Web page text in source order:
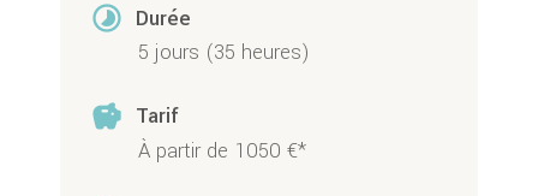
timelapse Durée
5 jours (35 heures)
savings Tarif
À partir de 1050 €*